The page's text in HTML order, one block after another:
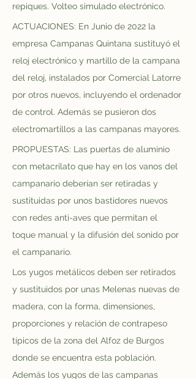
repiques. Volteo simulado electrónico.
ACTUACIONES: En Junio de 2022 la
empresa Campanas Quintana sustituyó el
reloj electrónico y martillo de la campana
del reloj, instalados por Comercial Latorre
por otros nuevos, incluyendo el ordenador
de control. Además se pusieron dos
electromartillos a las campanas mayores.
PROPUESTAS: Las puertas de aluminio
con metacrilato que hay en los vanos del
campanario deberían ser retiradas y
sustituidas por unos bastidores nuevos
con redes anti-aves que permitan el
toque manual y la difusión del sonido por
el campanario.
Los yugos metálicos deben ser retirados
y sustituidos por unas Melenas nuevas de
madera, con la forma, dimensiones,
proporciones y relación de contrapeso
típicos de la zona del Alfoz de Burgos
donde se encuentra esta población.
Además los yugos de las campanas